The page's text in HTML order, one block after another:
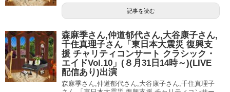
記事を読む
森麻季さん,仲道郁代さん,大谷康子さん,
千住真理子さん「東日本大震災 復興支
援 チャリティコンサート クラシック・
エイドVol.10」(８月31日14時～)(LIVE
配信あり)出演
森麻季さん,仲道郁代さん,大谷康子さん,千住真理子